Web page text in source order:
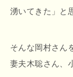
湧いてきた」と
そんな岡村さん
妻夫木聡さん、